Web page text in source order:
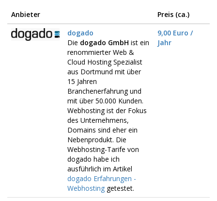
Anbieter
Preis (ca.)
dogado
Die dogado GmbH ist ein
renommierter Web &
Cloud Hosting Spezialist
aus Dortmund mit über
15 Jahren
Branchenerfahrung und
mit über 50.000 Kunden.
Webhosting ist der Fokus
des Unternehmens,
Domains sind eher ein
Nebenprodukt. Die
Webhosting-Tarife von
dogado habe ich
ausführlich im Artikel
dogado Erfahrungen -
Webhosting getestet.
9,00 Euro /
Jahr